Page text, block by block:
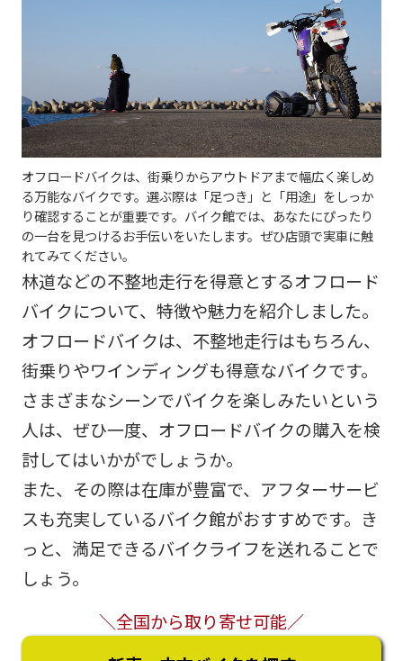
オフロードバイクは、街乗りからアウトドアまで幅広く楽しめ
る万能なバイクです。選ぶ際は「足つき」と「用途」をしっか
り確認することが重要です。バイク館では、あなたにぴったり
の一台を見つけるお手伝いをいたします。ぜひ店頭で実車に触
れてみてください。
林道などの不整地走行を得意とするオフロード
バイクについて、特徴や魅力を紹介しました。
オフロードバイクは、不整地走行はもちろん、
街乗りやワインディングも得意なバイクです。
さまざまなシーンでバイクを楽しみたいという
人は、ぜひ一度、オフロードバイクの購入を検
討してはいかがでしょうか。
また、その際は在庫が豊富で、アフターサービ
スも充実しているバイク館がおすすめです。き
っと、満足できるバイクライフを送れることで
しょう。
＼全国から取り寄せ可能／